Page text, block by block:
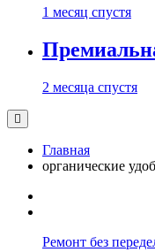
1 месяц спустя
2 месяца спустя
Главная
органические
Ремонт без